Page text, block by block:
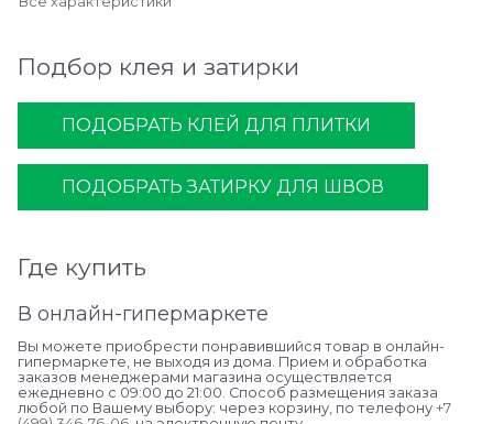
Подбор клея и затирки
ПОДОБРАТЬ КЛЕЙ ДЛЯ ПЛИТКИ
ПОДОБРАТЬ ЗАТИРКУ ДЛЯ ШВОВ
Где купить
В онлайн-гипермаркете
Вы можете приобрести понравившийся товар в онлайн-
гипермаркете, не выходя из дома. Прием и обработка
заказов менеджерами магазина осуществляется
ежедневно с 09:00 до 21:00. Способ размещения заказа
любой по Вашему выбору: через корзину, по телефону +7